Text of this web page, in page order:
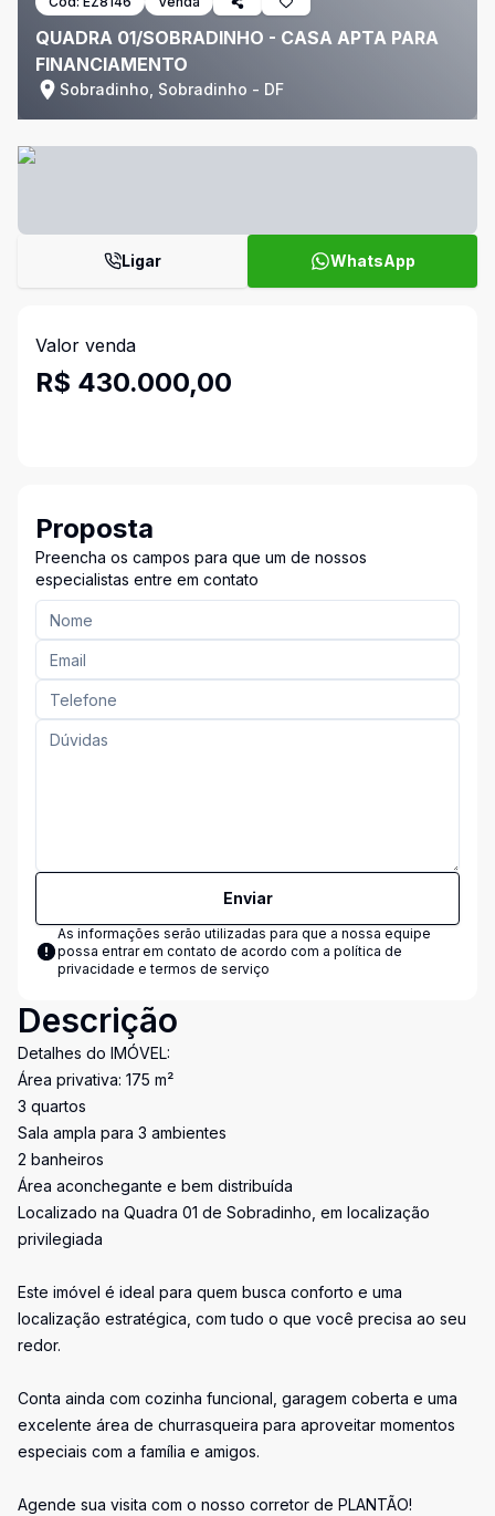
QUADRA 01/SOBRADINHO - CASA APTA PARA
FINANCIAMENTO
Sobradinho, Sobradinho - DF
Ligar WhatsApp
Valor venda
R$ 430.000,00
Proposta
Preencha os campos para que um de nossos
especialistas entre em contato
Enviar
As informações serão utilizadas para que a nossa equipe
possa entrar em contato de acordo com a política de
privacidade e termos de serviço
Descrição
Detalhes do IMÓVEL:
Área privativa: 175 m²
3 quartos
Sala ampla para 3 ambientes
2 banheiros
Área aconchegante e bem distribuída
Localizado na Quadra 01 de Sobradinho, em localização
privilegiada
Este imóvel é ideal para quem busca conforto e uma
localização estratégica, com tudo o que você precisa ao seu
redor.
Conta ainda com cozinha funcional, garagem coberta e uma
excelente área de churrasqueira para aproveitar momentos
especiais com a família e amigos.
Agende sua visita com o nosso corretor de PLANTÃO!